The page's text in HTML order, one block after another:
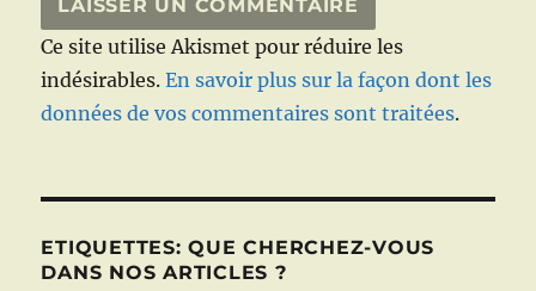
Ce site utilise Akismet pour réduire les
indésirables.En savoir plus sur la façon dont les
données de vos commentaires sont traitées.
ETIQUETTES: QUE CHERCHEZ-VOUS
DANS NOS ARTICLES ?